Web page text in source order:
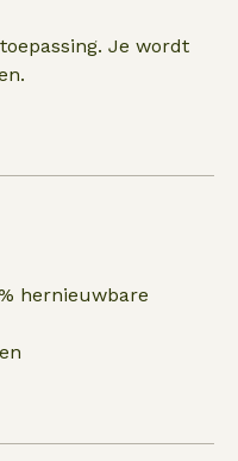
Je wordt
hernieuwbare